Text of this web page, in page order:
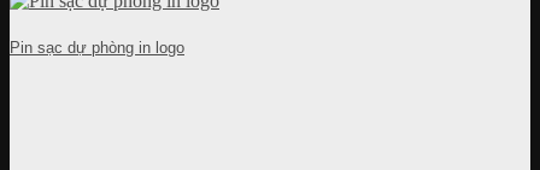
Pin sạc dự phòng in logo